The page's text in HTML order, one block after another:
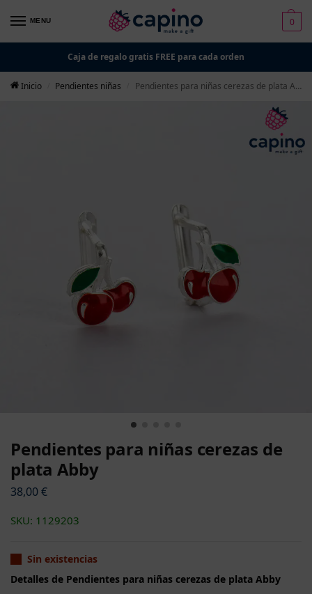
MENU 0
Caja de regalo gratis FREE para cada orden
Inicio Pendientes niñas Pendientes para niñas cerezas de plata Abby
Pendientes para niñas cerezas de
plata Abby
38,00€
SKU: 1129203
Sin existencias
Detalles de Pendientes para niñas cerezas de plata Abby